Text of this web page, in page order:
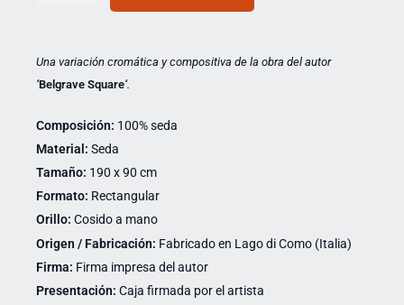
Una variación cromática y compositiva de la obra del autor
‘Belgrave Square‘.
Composición: 100% seda
Material: Seda
Tamaño: 190 x 90 cm
Formato: Rectangular
Orillo: Cosido a mano
Origen / Fabricación: Fabricado en Lago di Como (Italia)
Firma: Firma impresa del autor
Presentación: Caja firmada por el artista